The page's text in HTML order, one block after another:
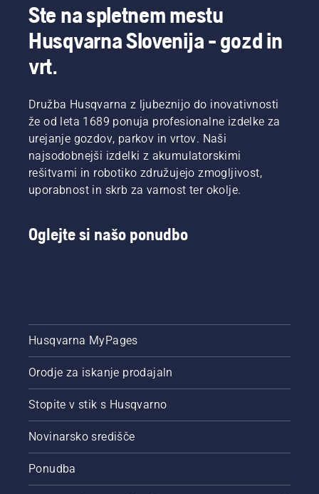
Ste na spletnem mestu
Husqvarna Slovenija - gozd in
vrt.
Družba Husqvarna z ljubeznijo do inovativnosti
že od leta 1689 ponuja profesionalne izdelke za
urejanje gozdov, parkov in vrtov. Naši
najsodobnejši izdelki z akumulatorskimi
rešitvami in robotiko združujejo zmogljivost,
uporabnost in skrb za varnost ter okolje.
Oglejte si našo ponudbo
Husqvarna MyPages
Orodje za iskanje prodajaln
Stopite v stik s Husqvarno
Novinarsko središče
Ponudba